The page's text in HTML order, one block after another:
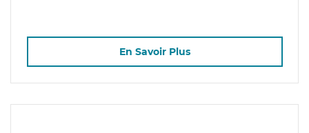
En Savoir Plus